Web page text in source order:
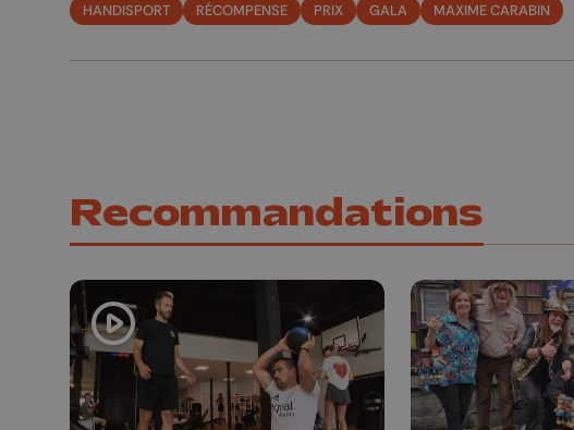
HANDISPORT RÉCOMPENSE PRIX GALA MAXIME CARABIN
Recommandations